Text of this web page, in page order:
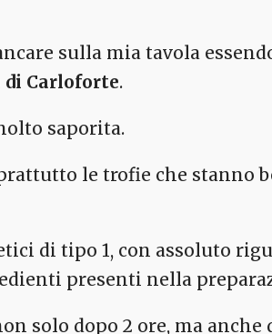
sulla mia tavola
di Carloforte.
saporita.
le trofie che stanno
di tipo 1, con assoluto
presenti nella
solo dopo 2 ore, ma anche